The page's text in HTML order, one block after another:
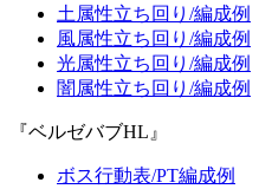
土属性立ち回り/編成例
風属性立ち回り/編成例
光属性立ち回り/編成例
闇属性立ち回り/編成例
『ベルゼバブHL』
ボス行動表/PT編成例